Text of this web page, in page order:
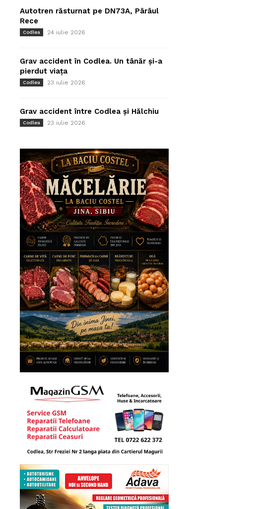
Autotren răsturnat pe DN73A, Pârâul
Rece
Codlea 24 iulie 2026
Grav accident în Codlea. Un tânăr și-a
pierdut viața
Codlea 23 iulie 2026
Grav accident între Codlea și Hălchiu
Codlea 23 iulie 2026